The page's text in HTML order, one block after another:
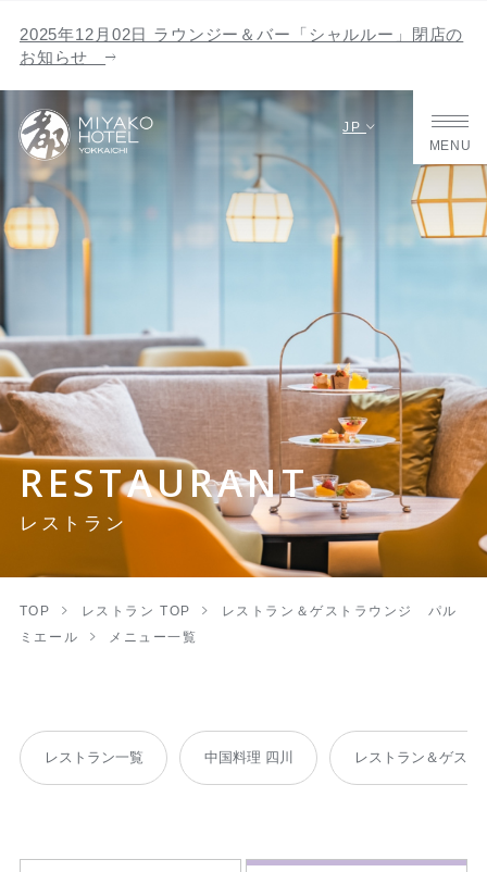
JP
MENU
RESTAURANT
レストラン
2025年12月02日 ラウンジー＆バー「シャルルー」閉店の
お知らせ
TOP レストラン TOP
レストラン＆ゲストラウンジ パル
ミエール
メニュー一覧
レストラン一覧 中国料理 四川 レストラン＆ゲス